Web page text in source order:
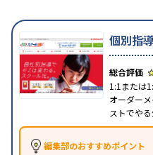
個別指
1:1または
オーダー
ストでや
編集部のおすすめポイント